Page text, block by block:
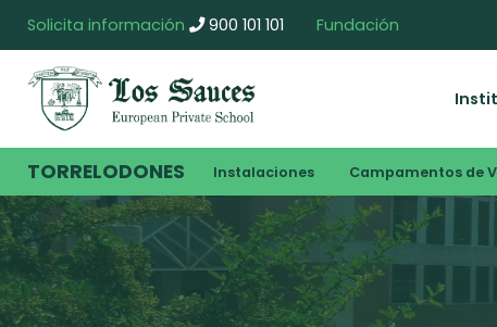
Solicita información 900 101 101 Fundación
TORRELODONES Instalaciones Campamentos de